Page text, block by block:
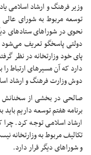
وزیر فرهنگ و ارشاد اسلامی
توسعه مربوط به شورای
نحوی در شوراهای ستادهای
دولتی پاسخگو تعریف
پای خود وزارتخانه در نظر
دارد که آن مسیرهای ارتباط را
دوش وزارت فرهنگ و ارشاد
صالحی در بخشی از سخنانش
برنامه هفتم توسعه داریم
ارشاد اسلامی توجه کرد.
تکالیف مربوط به وزارتخانه
و شوراهای دیگر قرار دارد.